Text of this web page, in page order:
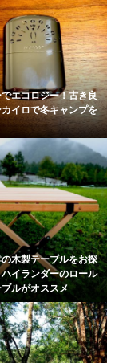
エコロジー！古き良
イロで冬キャンプを
木製テーブルをお探
ハイランダーのロール
ブルがオススメ